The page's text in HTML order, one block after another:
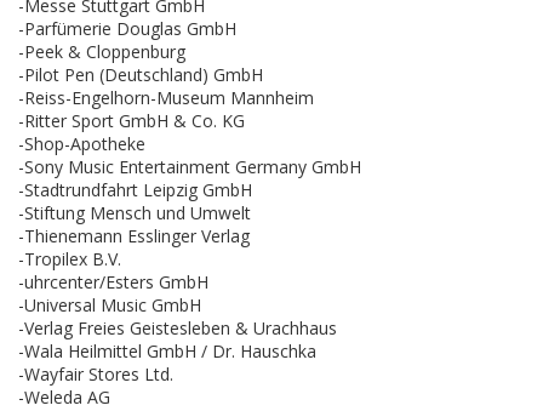
-Messe Stuttgart GmbH
-Parfümerie Douglas GmbH
-Peek & Cloppenburg
-Pilot Pen (Deutschland) GmbH
-Reiss-Engelhorn-Museum Mannheim
-Ritter Sport GmbH & Co. KG
-Shop-Apotheke
-Sony Music Entertainment Germany GmbH
-Stadtrundfahrt Leipzig GmbH
-Stiftung Mensch und Umwelt
-Thienemann Esslinger Verlag
-Tropilex B.V.
-uhrcenter/Esters GmbH
-Universal Music GmbH
-Verlag Freies Geistesleben & Urachhaus
-Wala Heilmittel GmbH / Dr. Hauschka
-Wayfair Stores Ltd.
-Weleda AG